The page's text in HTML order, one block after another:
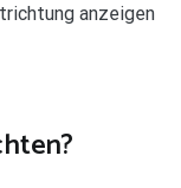
anzeigen